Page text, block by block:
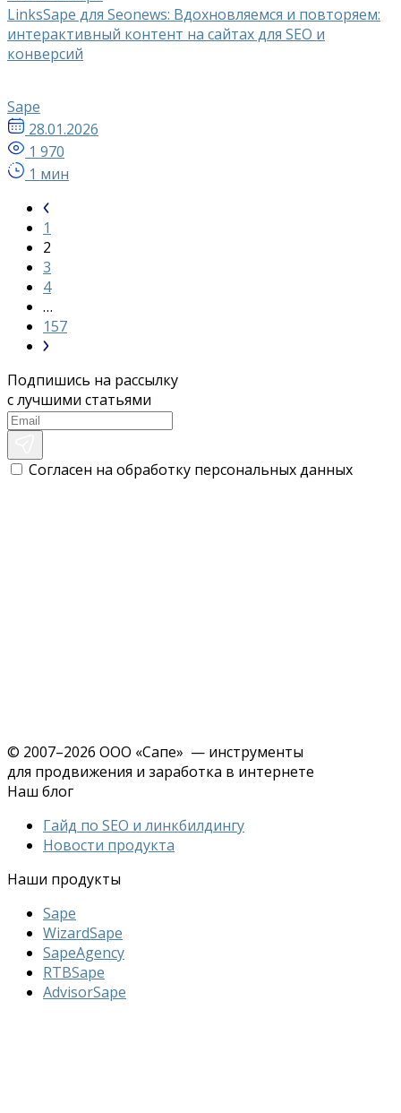
LinksSape для Seonews: Вдохновляемся и повторяем:
интерактивный контент на сайтах для SEO и
конверсий
Sape
28.01.2026
1 970
1 мин
1
2
3
4
…
157
Подпишись на рассылку
с лучшими статьями
Согласен на обработку персональных данных
© 2007–2026 ООО «Сапе» — инструменты
для продвижения и заработка в интернете
Наш блог
Гайд по SEO и линкбилдингу
Новости продукта
Наши продукты
Sape
WizardSape
SapeAgency
RTBSape
AdvisorSape